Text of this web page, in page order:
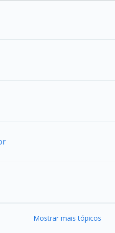
Mostrar mais tópicos